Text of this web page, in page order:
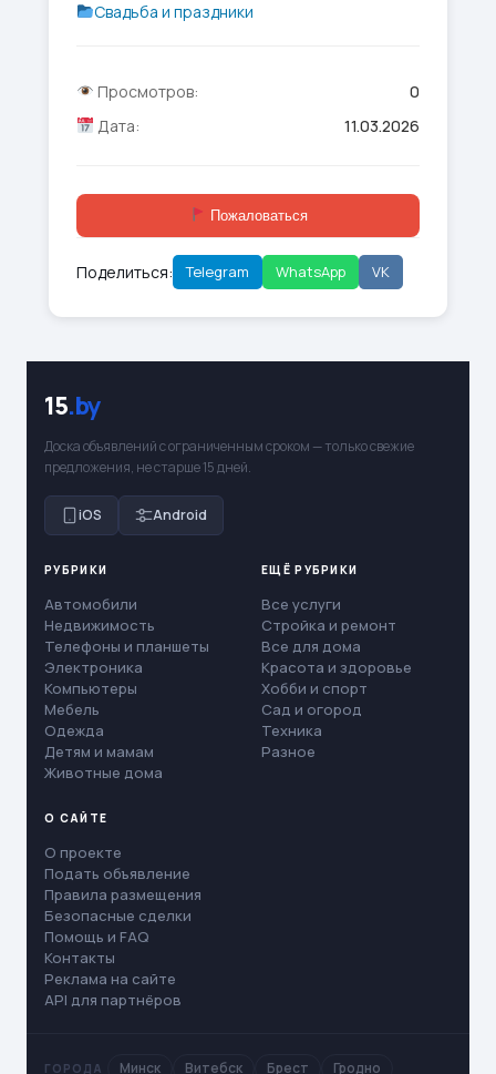
Свадьба и праздники
Просмотров:
0
Дата:
11.03.2026
Пожаловаться
Поделиться: Telegram WhatsApp VK
15.by
Доска объявлений с ограниченным сроком — только свежие
предложения, не старше 15 дней.
iOS Android
РУБРИКИ
Автомобили
Недвижимость
Телефоны и планшеты
Электроника
Компьютеры
Мебель
Одежда
Детям и мамам
Животные дома
ЕЩЁ РУБРИКИ
Все услуги
Стройка и ремонт
Все для дома
Красота и здоровье
Хобби и спорт
Сад и огород
Техника
Разное
О САЙТЕ
О проекте
Подать объявление
Правила размещения
Безопасные сделки
Помощь и FAQ
Контакты
Реклама на сайте
API для партнёров
ГОРОДА Минск Витебск Брест Гродно